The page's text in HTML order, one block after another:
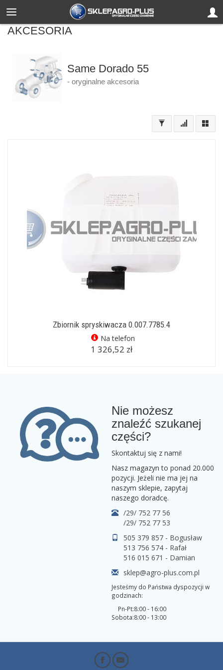
AKCESORIA
Same Dorado 55
- oryginalne akcesoria
Zbiornik spryskiwacza 0.007.7785.4
Na telefon
1 326,52 zł
Nie możesz
znaleźć szukanej
części?
Skontaktuj się z nami!
Nasz magazyn to ponad 20.000
pozycji. Jeżeli nie ma jej na
naszym sklepie, zapytaj
naszego doradcę.
/29/ 752 77 56
/29/ 752 77 53
505 379 857 - Bogusław
513 756 574 - Rafał
516 015 671 - Damian
sklep@agro-plus.com.pl
Jesteśmy do Państwa dyspozycji w
godzinach:
Pn-Pt:
Sobota:
8:00 - 16:00
8:00 - 13:00